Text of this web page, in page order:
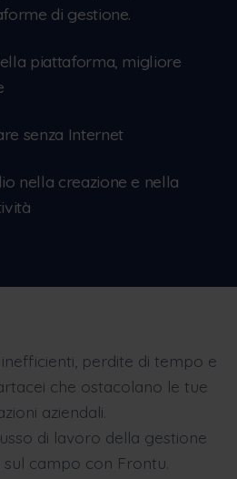
di gestione.
piattaforma, migliore
senza Internet
nella creazione e nella
perdite di tempo e
che ostacolano le tue
aziendali.
di lavoro della gestione
sul campo con Frontu.